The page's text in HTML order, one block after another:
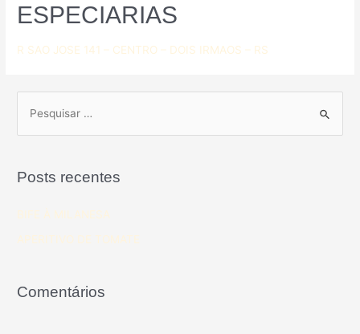
ESPECIARIAS
R SAO JOSE 141 – CENTRO – DOIS IRMAOS – RS
Posts recentes
BIFE À MILANESA
APERITIVO DE TOMATE
Comentários